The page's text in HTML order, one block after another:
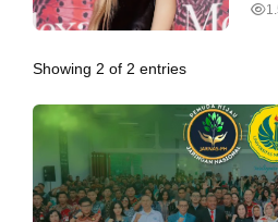
Showing 2 of 2 entries